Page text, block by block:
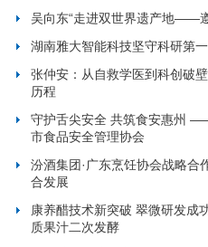
吴向东“走进双世界遗产地——
湖南雅大智能科技坚守科研第
张仲安：从自救学医到科创破
历程
守护舌尖安全 共筑食安惠州
市食品安全管理协会
汾酒集团·广东烹饪协会战略合
合发展
康养醋技术新突破 翠微研发成
质果汁二次发酵